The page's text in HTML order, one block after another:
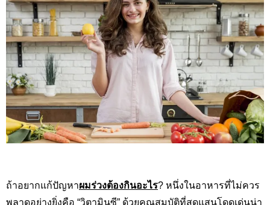
ถ้าอยากแก้ปัญหาผมร่วงต้องกินอะไร? หนึ่งในอาหารที่ไม่ควร
พลาดอย่างยิ่งคือ “วิตามินซี” ด้วยคุณสมบัติที่สุดแสนโดดเด่นน่า